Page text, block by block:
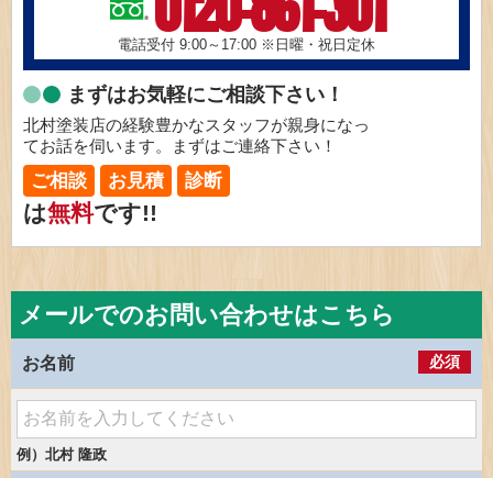
電話受付 9:00～17:00 ※日曜・祝日定休
まずはお気軽にご相談下さい！
北村塗装店の経験豊かなスタッフが親身になっ
てお話を伺います。まずはご連絡下さい！
ご相談 お見積 診断
は無料です!!
メールでのお問い合わせはこちら
お名前 必須
例）北村 隆政